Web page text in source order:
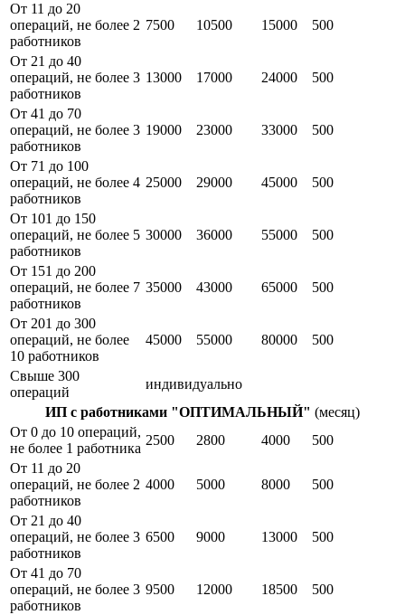
От 11 до 20
операций, не более 2
работников
7500 10500 15000 500
От 21 до 40
операций, не более 3
работников
13000 17000 24000 500
От 41 до 70
операций, не более 3
работников
19000 23000 33000 500
От 71 до 100
операций, не более 4
работников
25000 29000 45000 500
От 101 до 150
операций, не более 5
работников
30000 36000 55000 500
От 151 до 200
операций, не более 7
работников
35000 43000 65000 500
От 201 до 300
операций, не более
10 работников
45000 55000 80000 500
Свыше 300
операций
индивидуально
ИП с работниками "ОПТИМАЛЬНЫЙ" (месяц)
От 0 до 10 операций,
не более 1 работника
2500 2800 4000
500
От 11 до 20
операций, не более 2
работников
4000 5000 8000 500
От 21 до 40
операций, не более 3
работников
6500 9000 13000 500
От 41 до 70
операций, не более 3
работников
9500 12000 18500 500